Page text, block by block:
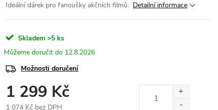
Ideální dárek pro fanoušky akčních filmů. Detailní informace
Skladem >5 ks
12.8.2026
Možnosti doručení
1 299 Kč
1 074 Kč bez DPH